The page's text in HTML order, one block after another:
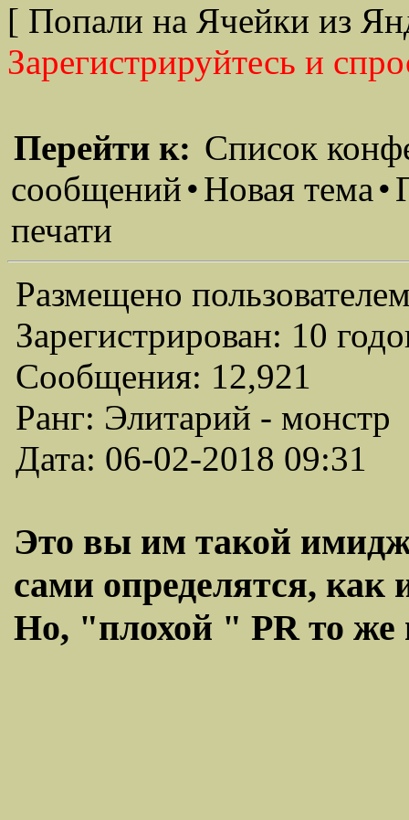
[ Попали на Ячейки из
Зарегистрируйтесь и
Перейти к: Список
сообщений•Новая тема•
печати
Размещено
Зарегистрирован: 10
Сообщения: 12,921
Ранг: Элитарий - монстр
Дата: 06-02-2018 09:31
Это вы им такой
сами определятся, как
Но, "плохой " PR то же